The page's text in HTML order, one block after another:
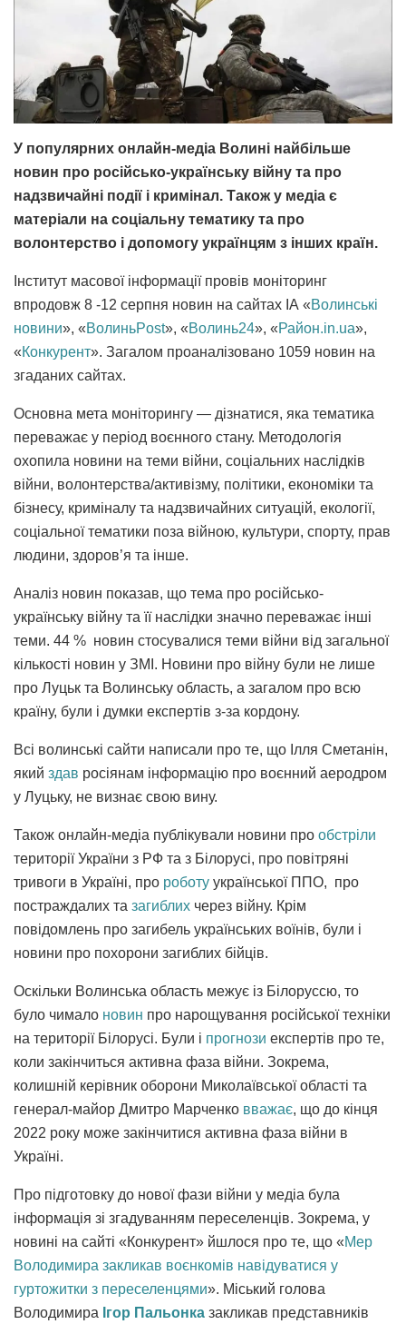
У популярних онлайн-медіа Волині найбільше
новин про російсько-українську війну та про
надзвичайні події і кримінал. Також у медіа є
матеріали на соціальну тематику та про
волонтерство і допомогу українцям з інших країн.
Інститут масової інформації провів моніторинг
впродовж 8 -12 серпня новин на сайтах ІА «Волинські
новини», «ВолиньPost», «Волинь24», «Район.in.ua»,
«Конкурент». Загалом проаналізовано 1059 новин на
згаданих сайтах.
Основна мета моніторингу — дізнатися, яка тематика
переважає у період воєнного стану. Методологія
охопила новини на теми війни, соціальних наслідків
війни, волонтерства/активізму, політики, економіки та
бізнесу, криміналу та надзвичайних ситуацій, екології,
соціальної тематики поза війною, культури, спорту, прав
людини, здоров’я та інше.
Аналіз новин показав, що тема про російсько-
українську війну та її наслідки значно переважає інші
теми. 44 % новин стосувалися теми війни від загальної
кількості новин у ЗМІ. Новини про війну були не лише
про Луцьк та Волинську область, а загалом про всю
країну, були і думки експертів з-за кордону.
Всі волинські сайти написали про те, що Ілля Сметанін,
який здав росіянам інформацію про воєнний аеродром
у Луцьку, не визнає свою вину.
Також онлайн-медіа публікували новини про обстріли
території України з РФ та з Білорусі, про повітряні
тривоги в Україні, про роботу української ППО, про
постраждалих та загиблих через війну. Крім
повідомлень про загибель українських воїнів, були і
новини про похорони загиблих бійців.
Оскільки Волинська область межує із Білоруссю, то
було чимало новин про нарощування російської техніки
на території Білорусі. Були і прогнози експертів про те,
коли закінчиться активна фаза війни. Зокрема,
колишній керівник оборони Миколаївської області та
генерал-майор Дмитро Марченко вважає, що до кінця
2022 року може закінчитися активна фаза війни в
Україні.
Про підготовку до нової фази війни у медіа була
інформація зі згадуванням переселенців. Зокрема, у
новині на сайті «Конкурент» йшлося про те, що «Мер
Володимира закликав воєнкомів навідуватися у
гуртожитки з переселенцями». Міський голова
Володимира Ігор Пальонка закликав представників